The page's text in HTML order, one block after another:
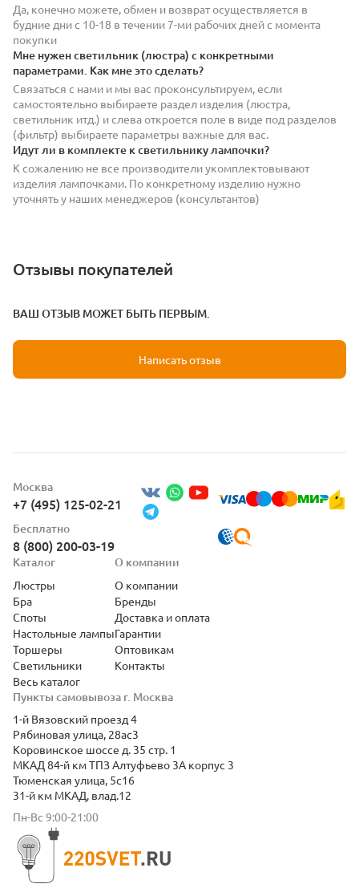
Да, конечно можете, обмен и возврат осуществляется в
будние дни с 10-18 в течении 7-ми рабочих дней с момента
покупки
Мне нужен светильник (люстра) с конкретными
параметрами. Как мне это сделать?
Связаться с нами и мы вас проконсультируем, если
самостоятельно выбираете раздел изделия (люстра,
светильник итд.) и слева откроется поле в виде под разделов
(фильтр) выбираете параметры важные для вас.
Идут ли в комплекте к светильнику лампочки?
К сожалению не все производители укомплектовывают
изделия лампочками. По конкретному изделию нужно
уточнять у наших менеджеров (консультантов)
Отзывы покупателей
ВАШ ОТЗЫВ МОЖЕТ БЫТЬ ПЕРВЫМ.
Написать отзыв
Москва
+7 (495) 125-02-21
Бесплатно
8 (800) 200-03-19
Пункты самовывоза г. Москва
1-й Вязовский проезд 4
Рябиновая улица, 28ас3
Коровинское шоссе д. 35 стр. 1
МКАД 84-й км ТПЗ Алтуфьево 3А корпус 3
Тюменская улица, 5с16
31-й км МКАД, влад.12
Пн-Вс 9:00-21:00
Каталог
Люстры
Бра
Споты
Настольные лампы
Торшеры
Светильники
Весь каталог
О компании
О компании
Бренды
Доставка и оплата
Гарантии
Оптовикам
Контакты